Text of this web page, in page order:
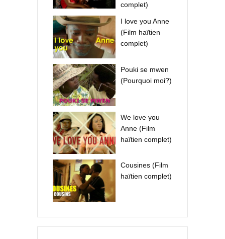
complet)
I love you Anne
(Film haïtien
complet)
Pouki se mwen
(Pourquoi moi?)
We love you
Anne (Film
haïtien complet)
Cousines (Film
haïtien complet)